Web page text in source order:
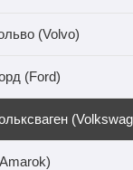
(Volvo)
(Ford)